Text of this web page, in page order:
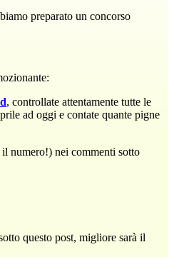
preparato un concorso
, controllate attentamente tutte le
ad oggi e contate quante pigne
numero!) nei commenti sotto
questo post, migliore sarà il